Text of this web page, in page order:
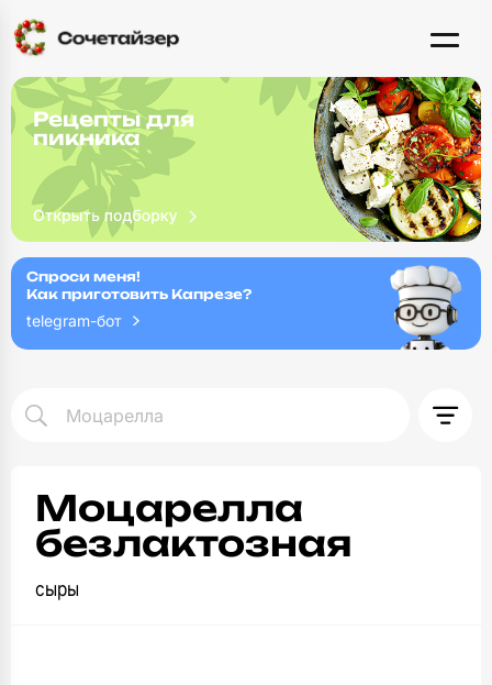
Рецепты для
пикника
Спроси меня!
Как приготовить Капрезе?
telegram-бот
Моцарелла
безлактозная
сыры